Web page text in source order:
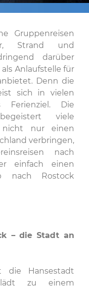
Gruppenreisen
Strand und
darüber
Anlaufstelle für
Denn die
sich in vielen
Ferienziel. Die
viele
nicht nur einen
verbringen,
nach
einfach einen
nach Rostock
– die Stadt an
die Hansestadt
zu einem